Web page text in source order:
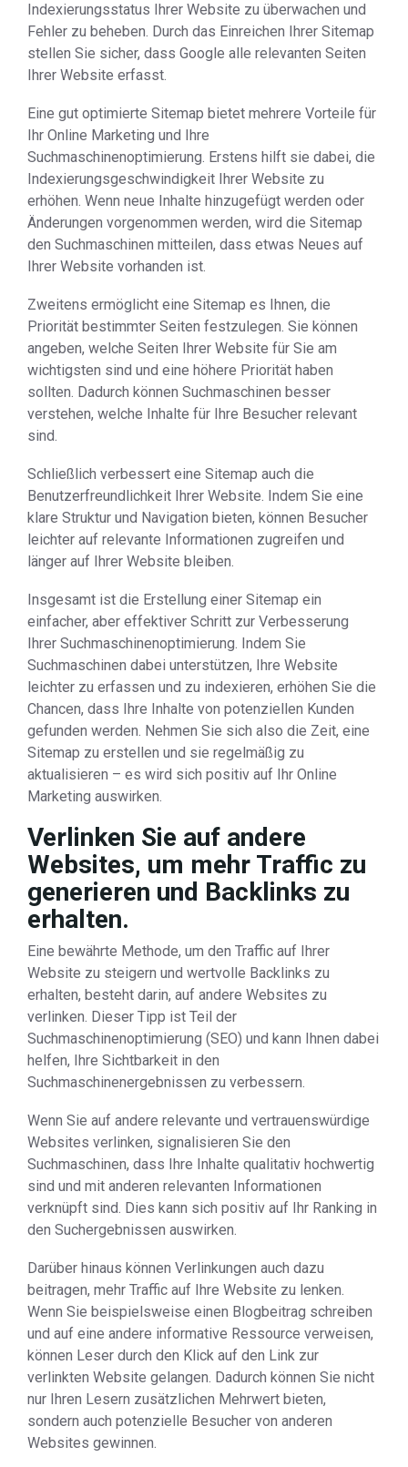
Indexierungsstatus Ihrer Website zu überwachen und
Fehler zu beheben. Durch das Einreichen Ihrer Sitemap
stellen Sie sicher, dass Google alle relevanten Seiten
Ihrer Website erfasst.
Eine gut optimierte Sitemap bietet mehrere Vorteile für
Ihr Online Marketing und Ihre
Suchmaschinenoptimierung. Erstens hilft sie dabei, die
Indexierungsgeschwindigkeit Ihrer Website zu
erhöhen. Wenn neue Inhalte hinzugefügt werden oder
Änderungen vorgenommen werden, wird die Sitemap
den Suchmaschinen mitteilen, dass etwas Neues auf
Ihrer Website vorhanden ist.
Zweitens ermöglicht eine Sitemap es Ihnen, die
Priorität bestimmter Seiten festzulegen. Sie können
angeben, welche Seiten Ihrer Website für Sie am
wichtigsten sind und eine höhere Priorität haben
sollten. Dadurch können Suchmaschinen besser
verstehen, welche Inhalte für Ihre Besucher relevant
sind.
Schließlich verbessert eine Sitemap auch die
Benutzerfreundlichkeit Ihrer Website. Indem Sie eine
klare Struktur und Navigation bieten, können Besucher
leichter auf relevante Informationen zugreifen und
länger auf Ihrer Website bleiben.
Insgesamt ist die Erstellung einer Sitemap ein
einfacher, aber effektiver Schritt zur Verbesserung
Ihrer Suchmaschinenoptimierung. Indem Sie
Suchmaschinen dabei unterstützen, Ihre Website
leichter zu erfassen und zu indexieren, erhöhen Sie die
Chancen, dass Ihre Inhalte von potenziellen Kunden
gefunden werden. Nehmen Sie sich also die Zeit, eine
Sitemap zu erstellen und sie regelmäßig zu
aktualisieren – es wird sich positiv auf Ihr Online
Marketing auswirken.
Verlinken Sie auf andere
Websites, um mehr Traffic zu
generieren und Backlinks zu
erhalten.
Eine bewährte Methode, um den Traffic auf Ihrer
Website zu steigern und wertvolle Backlinks zu
erhalten, besteht darin, auf andere Websites zu
verlinken. Dieser Tipp ist Teil der
Suchmaschinenoptimierung (SEO) und kann Ihnen dabei
helfen, Ihre Sichtbarkeit in den
Suchmaschinenergebnissen zu verbessern.
Wenn Sie auf andere relevante und vertrauenswürdige
Websites verlinken, signalisieren Sie den
Suchmaschinen, dass Ihre Inhalte qualitativ hochwertig
sind und mit anderen relevanten Informationen
verknüpft sind. Dies kann sich positiv auf Ihr Ranking in
den Suchergebnissen auswirken.
Darüber hinaus können Verlinkungen auch dazu
beitragen, mehr Traffic auf Ihre Website zu lenken.
Wenn Sie beispielsweise einen Blogbeitrag schreiben
und auf eine andere informative Ressource verweisen,
können Leser durch den Klick auf den Link zur
verlinkten Website gelangen. Dadurch können Sie nicht
nur Ihren Lesern zusätzlichen Mehrwert bieten,
sondern auch potenzielle Besucher von anderen
Websites gewinnen.